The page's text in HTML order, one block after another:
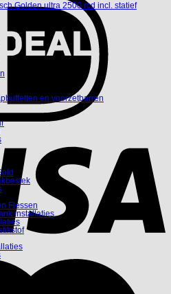
en voorzetbarren
Flessen
installaties